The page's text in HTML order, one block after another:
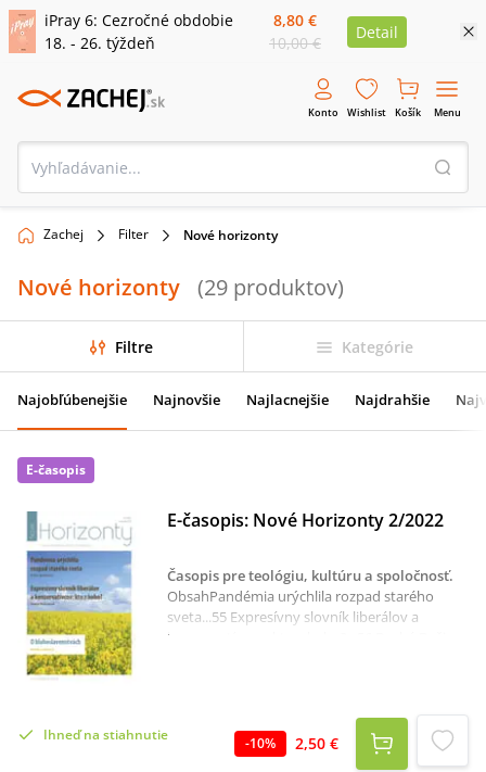
iPray 6: Cezročné obdobie
18. - 26. týždeň
8,80 €
10,00 €
Detail
Konto Wishlist Košík Menu
Zachej Filter Nové horizonty
Nové horizonty (29 produktov)
Filtre Kategórie
Najobľúbenejšie Najnovšie Najlacnejšie Najdrahšie
E-časopis
E-časopis: Nové Horizonty 2/2022
Časopis pre teológiu, kultúru a spoločnosť.
ObsahPandémia urýchlila rozpad starého
sveta...55 Expresívny slovník liberálov a
konzervatívcov: kto z koho?...56 Druhé Božie
manželství v civilním právu...80 Racionalistické
a morálne redukovanie náboženskej
skúsenosti...90 Judáš (Jn 13, 21-33)...98Z
Ihneď na stiahnutie -10% 2,50 €